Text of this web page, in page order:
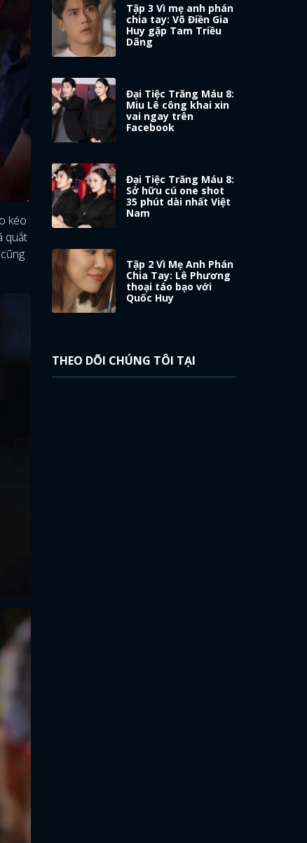
kéo
quắt
Tập 3 Vì mẹ anh phán
chia tay: Võ Điền Gia
Huy gặp Tam Triều
Dâng
Đại Tiệc Trăng Máu 8:
Miu Lê công khai xin
vai ngay trên
Facebook
Đại Tiệc Trăng Máu 8:
Sở hữu cú one shot
35 phút dài nhất Việt
Nam
Tập 2 Vì Mẹ Anh Phán
Chia Tay: Lê Phương
thoại táo bạo với
Quốc Huy
THEO DÕI CHÚNG TÔI TẠI